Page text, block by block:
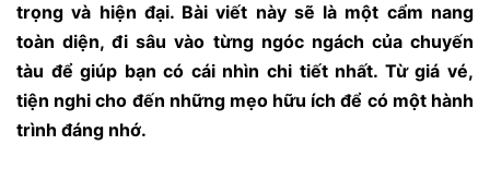
trọng và hiện đại. Bài viết này sẽ là một cẩm nang
toàn diện, đi sâu vào từng ngóc ngách của chuyến
tàu để giúp bạn có cái nhìn chi tiết nhất. Từ giá vé,
tiện nghi cho đến những mẹo hữu ích để có một hành
trình đáng nhớ.